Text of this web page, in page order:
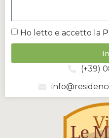
Ho letto e accetto la
(+39)